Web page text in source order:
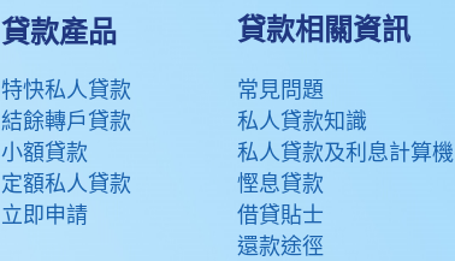
貸款產品
特快私人貸款
結餘轉戶貸款
小額貸款
定額私人貸款
立即申請
貸款相關資訊
常見問題
私人貸款知識
私人貸款及利息計算機
慳息貸款
借貸貼士
還款途徑